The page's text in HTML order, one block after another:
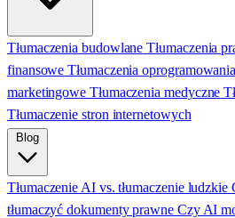
Tłumaczenia budowlane Tłumaczenia
finansowe Tłumaczenia oprogramowania
marketingowe Tłumaczenia medyczne
Tłumaczenie stron internetowych
Tłumaczenie AI vs. tłumaczenie ludzkie
tłumaczyć dokumenty prawne Czy AI